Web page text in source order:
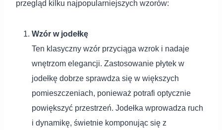
przegląd kilku najpopularniejszych wzorów:
Wzór w jodełkę
Ten klasyczny wzór przyciąga wzrok i nadaje
wnętrzom elegancji. Zastosowanie płytek w
jodełkę dobrze sprawdza się w większych
pomieszczeniach, ponieważ potrafi optycznie
powiększyć przestrzeń. Jodełka wprowadza ruch
i dynamikę, świetnie komponując się z